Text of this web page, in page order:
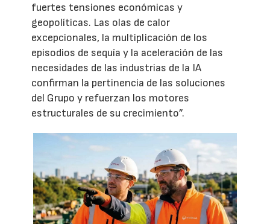
fuertes tensiones económicas y
geopolíticas. Las olas de calor
excepcionales, la multiplicación de los
episodios de sequía y la aceleración de las
necesidades de las industrias de la IA
confirman la pertinencia de las soluciones
del Grupo y refuerzan los motores
estructurales de su crecimiento”.